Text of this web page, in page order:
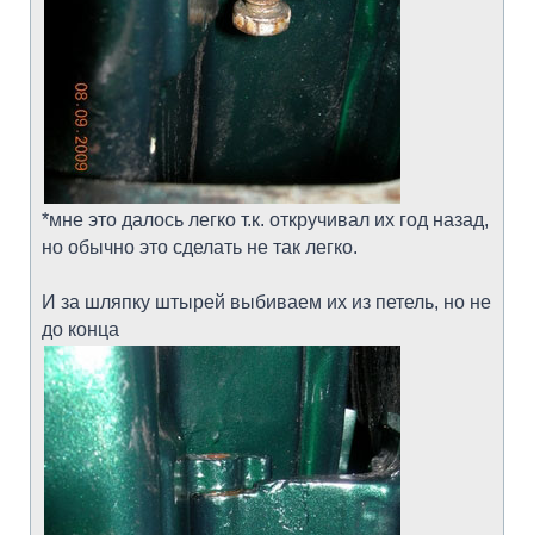
*мне это далось легко т.к. откручивал их год назад,
но обычно это сделать не так легко.
И за шляпку штырей выбиваем их из петель, но не
до конца